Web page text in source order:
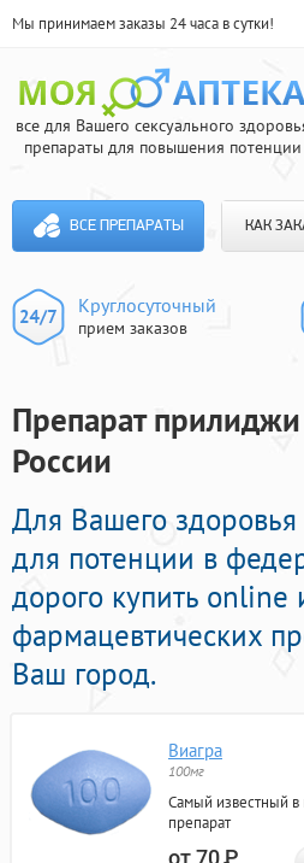
Мы принимаем заказы 24 часа в сутки!
все для Вашего сексуального
препараты для повышения потенции
ВСЕ ПРЕПАРАТЫ КАК
Круглосуточный
прием заказов
Препарат прилиджи
России
Для Вашего
для потенции в
дорого купить online
фармацевтических
Ваш город.
Виагра
100мг
Самый известный в
препарат